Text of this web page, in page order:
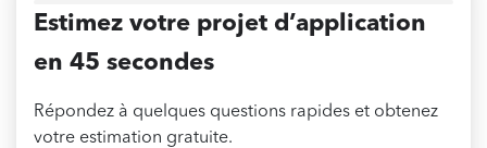
Estimez votre projet d’application
en 45 secondes
Répondez à quelques questions rapides et obtenez
votre estimation gratuite.